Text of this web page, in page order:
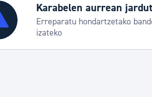
Errolda eta gai pertsonalak
Karabelen aurrean
Erreparatu hondartzetako
izateko